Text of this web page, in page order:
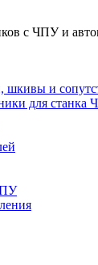
с ЧПУ и
шкивы и
для станка